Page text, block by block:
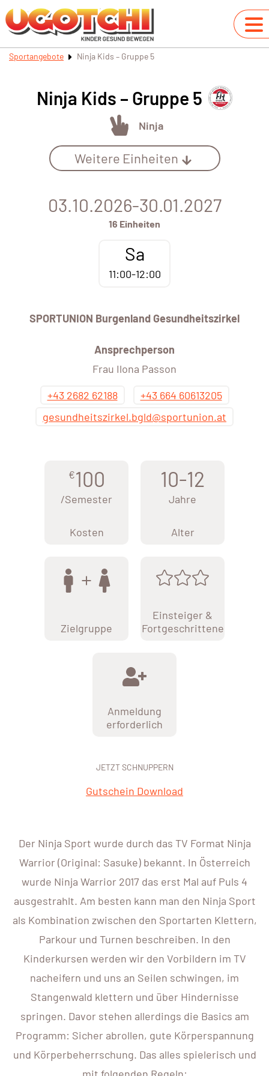
Sportangebote Ninja Kids – Gruppe 5
Ninja Kids – Gruppe 5
Ninja
Weitere Einheiten
03.10.2026-30.01.2027
16 Einheiten
Sa
11:00-12:00
SPORTUNION Burgenland Gesundheitszirkel
Ansprechperson
Frau Ilona Passon
+43 2682 62188
+43 664 60613205
gesundheitszirkel.bgld@sportunion.at
€100
/Semester
Kosten
10-12
Jahre
Alter
Zielgruppe
Einsteiger &
Fortgeschrittene
Anmeldung
erforderlich
JETZT SCHNUPPERN
Gutschein Download
Der Ninja Sport wurde durch das TV Format Ninja
Warrior (Original: Sasuke) bekannt. In Österreich
wurde Ninja Warrior 2017 das erst Mal auf Puls 4
ausgestrahlt. Am besten kann man den Ninja Sport
als Kombination zwischen den Sportarten Klettern,
Parkour und Turnen beschreiben. In den
Kinderkursen werden wir den Vorbildern im TV
nacheifern und uns an Seilen schwingen, im
Stangenwald klettern und über Hindernisse
springen. Davor stehen allerdings die Basics am
Programm: Sicher abrollen, gute Körperspannung
und Körperbeherrschung. Das alles spielerisch und